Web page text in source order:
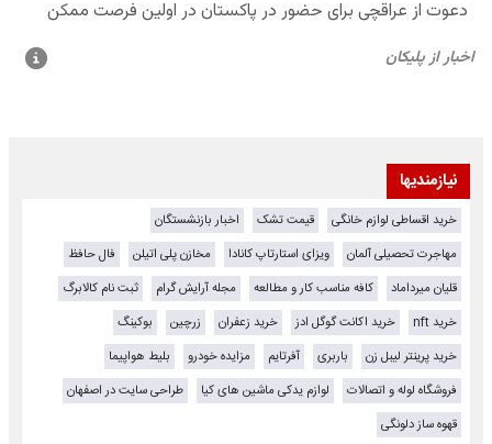
نیازمندیها
خرید اقساطی لوازم خانگی قیمت تشک
اخبار بازنشستگان
مهاجرت تحصیلی آلمان
ویزای استارتاپ کانادا مخازن پلی اتیلن
فال حافظ
قلیان میرداماد
کافه مناسب کار و مطالعه مجله آرایش گرام
ثبت نام کالابرگ
خرید nft
خرید اکانت گوگل ادز خرید زعفران زرچین
بوکینگ
خرید پرینتر لیبل زن
باربری آفرتایم مزایده خودرو
بلیط هواپیما
فروشگاه لوله و اتصالات
لوازم یدکی ماشین های کیا
طراحی سایت در اصفهان
قهوه ساز دلونگی